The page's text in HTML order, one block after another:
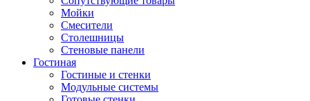
Мойки
Смесители
Столешницы
Стеновые панели
Гостиная
Гостиные и стенки
Модульные системы